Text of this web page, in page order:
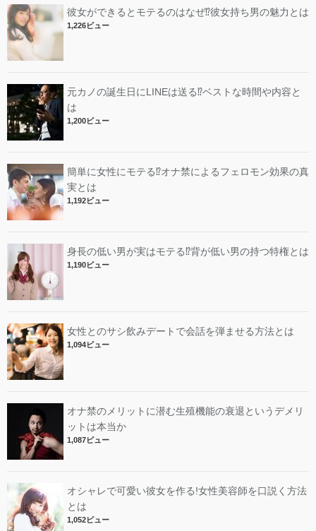
彼女ができるとモテるのはなぜ⁉︎彼女持ち男の魅力とは
1,226ビュー
元カノの誕生日にLINEは送る⁉︎ベストな時間や内容と
は
1,200ビュー
簡単に女性にモテる⁉︎オナ禁によるフェロモン効果の真
実とは
1,192ビュー
身長の低い男が実はモテる⁉︎背が低い男の持つ特権とは
1,190ビュー
女性とのサシ飲みデートで会話を弾ませる方法とは
1,094ビュー
オナ禁のメリットに潜む生殖機能の衰退というデメリ
ットは本当か
1,087ビュー
オシャレで可愛い彼女を作る!女性美容師を口説く方法
とは
1,052ビュー